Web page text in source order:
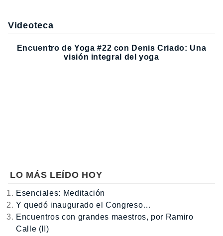
Videoteca
Encuentro de Yoga #22 con Denis Criado: Una
visión integral del yoga
LO MÁS LEÍDO HOY
Esenciales: Meditación
Y quedó inaugurado el Congreso…
Encuentros con grandes maestros, por Ramiro
Calle (II)